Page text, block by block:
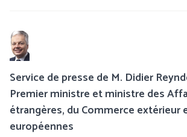
Service de presse de M. Didier
Premier ministre et ministre des
étrangères, du Commerce extérieur
européennes